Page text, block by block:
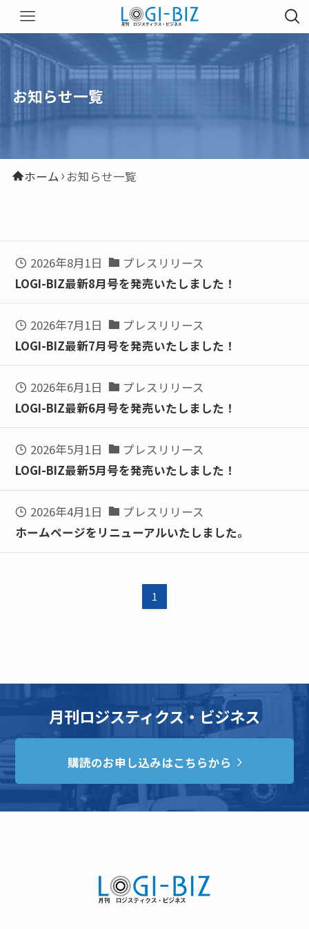
お知らせ一覧
ホーム お知らせ一覧
2026年8月1日
プレスリリース
LOGI-BIZ最新8月号を発売いたしました！
2026年7月1日
プレスリリース
LOGI-BIZ最新7月号を発売いたしました！
2026年6月1日
プレスリリース
LOGI-BIZ最新6月号を発売いたしました！
2026年5月1日
プレスリリース
LOGI-BIZ最新5月号を発売いたしました！
2026年4月1日
プレスリリース
ホームページをリニューアルいたしました。
1
月刊ロジスティクス・ビジネス
購読のお申し込みはこちらから